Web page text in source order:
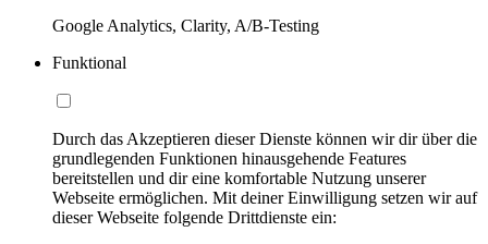
Google Analytics, Clarity, A/B-Testing
Funktional
Durch das Akzeptieren dieser Dienste können wir dir über die
grundlegenden Funktionen hinausgehende Features
bereitstellen und dir eine komfortable Nutzung unserer
Webseite ermöglichen. Mit deiner Einwilligung setzen wir auf
dieser Webseite folgende Drittdienste ein: